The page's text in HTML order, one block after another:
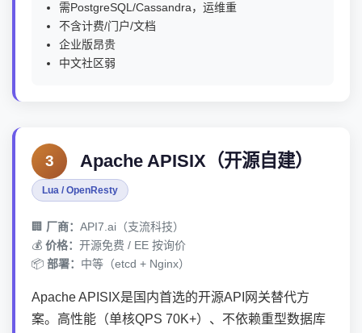
需PostgreSQL/Cassandra，运维重
不含计费/门户/文档
企业版昂贵
中文社区弱
3 Apache APISIX（开源自建）
Lua / OpenResty
🏢 厂商： API7.ai（支流科技）
💰 价格： 开源免费 / EE 按询价
📦 部署： 中等（etcd + Nginx）
Apache APISIX是国内首选的开源API网关替代方
案。高性能（单核QPS 70K+）、不依赖重型数据库